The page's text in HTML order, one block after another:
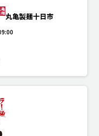
丸亀製麺十日市